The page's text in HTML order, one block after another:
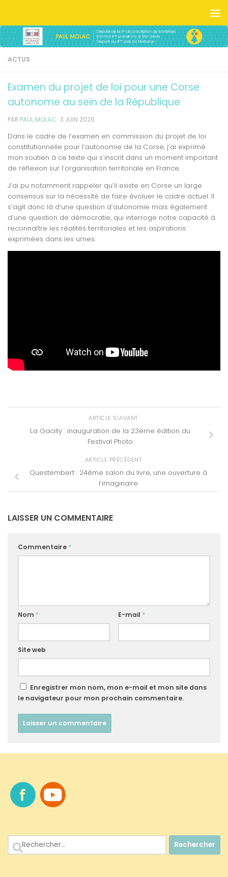
ACTUS
Examen du projet de loi pour une Corse
autonome au sein de la République
PAR PAUL MOLAC ·3 JUIN 2026
Dans le cadre de l’examen en commission du projet de loi
constitutionnelle pour l’autonomie de la Corse, j’ai exprimé
mon soutien à ce texte qui s’inscrit dans un moment important
de réflexion sur l’organisation territoriale en France.
J’ai pu notamment rappeler qu’il existe en Corse un large
consensus sur la nécessité de faire évoluer le cadre actuel. Il
s’agit donc là d’une question d’autonomie mais également
d’une question de démocratie, qui interroge notre capacité à
reconnaître les réalités territoriales et les aspirations
exprimées dans les urnes.
ARTICLE SUIVANT
La Gacilly : inauguration de la 23ème édition du
Festival Photo
ARTICLE PRÉCÉDENT
Questembert : 24ème salon du livre, une ouverture à
l’imaginaire
LAISSER UN COMMENTAIRE
Commentaire *
Nom * E-mail *
Site web
Enregistrer mon nom, mon e-mail et mon site dans
le navigateur pour mon prochain commentaire.
Rechercher :